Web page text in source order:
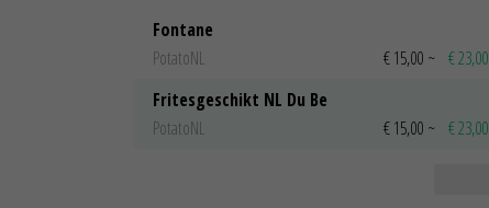
Fontane
PotatoNL
€ 15,00 ~ € 23,00
Fritesgeschikt NL Du Be
PotatoNL
€ 15,00 ~ € 23,00